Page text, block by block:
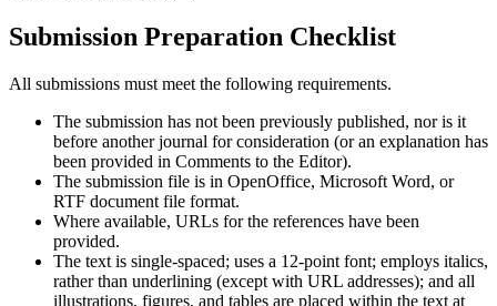
Submission Preparation Checklist
All submissions must meet the following requirements.
The submission has not been previously published, nor is it
before another journal for consideration (or an explanation has
been provided in Comments to the Editor).
The submission file is in OpenOffice, Microsoft Word, or
RTF document file format.
Where available, URLs for the references have been
provided.
The text is single-spaced; uses a 12-point font; employs italics,
rather than underlining (except with URL addresses); and all
illustrations, figures, and tables are placed within the text at